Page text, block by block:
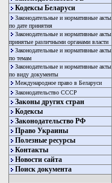
Кодексы Беларуси
Законодательные и нормативные акты
по дате принятия
Законодательные и нормативные акты
принятые различными органами власти
Законодательные и нормативные акты
по темам
Законодательные и нормативные акты
по виду документы
Международное право в Беларуси
Законодательство СССР
Законы других стран
Кодексы
Законодательство РФ
Право Украины
Полезные ресурсы
Контакты
Новости сайта
Поиск документа